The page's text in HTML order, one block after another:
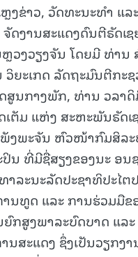
ຫຼງຂ່າວ, ວັດທະນະທຳ
ຈັດງານສະແດງດົນຕີຣັດ
ວງວຽງຈັນ ໂດຍມີ ທ່າ
ວິຍະເກດ ລັດຖະມົນຕີກ
ນກາງພັກ, ທ່ານ ວລາ
ຕັມ ແຫ່ງ ສະຫະພັນຣັດ
ພັງພະຈັນ ຫົວໜ້າກົມສິລ
ນ ທີ່ມີຊື່ສຽງຂອງນະ ອນ
າລະນະລັດປະຊາທິປະໄ
ນທູດ ແລະ ການຮ່ວມມືຂ
ກສູງພາລະບົດບາດ ແລ
ນສະແດງ ຊຶ່ງເປັນວຽກ